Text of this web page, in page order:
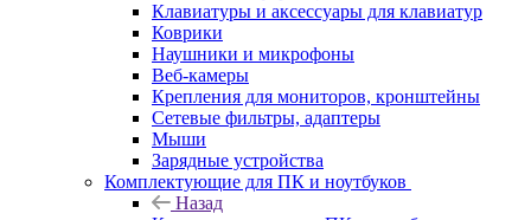
Клавиатуры и аксессуары для клавиатур
Коврики
Наушники и микрофоны
Веб-камеры
Крепления для мониторов, кронштейны
Сетевые фильтры, адаптеры
Мыши
Зарядные устройства
Комплектующие для ПК и ноутбуков
Назад